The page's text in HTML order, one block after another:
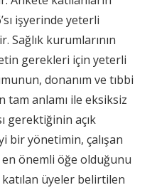
işyerinde yeterli
kurumlarının
gerekleri için yeterli
donanım ve tıbbi
anlamı ile eksiksiz
gerektiğinin açık
bir yönetimin, çalışan
önemli öğe olduğunu
üyeler belirtilen